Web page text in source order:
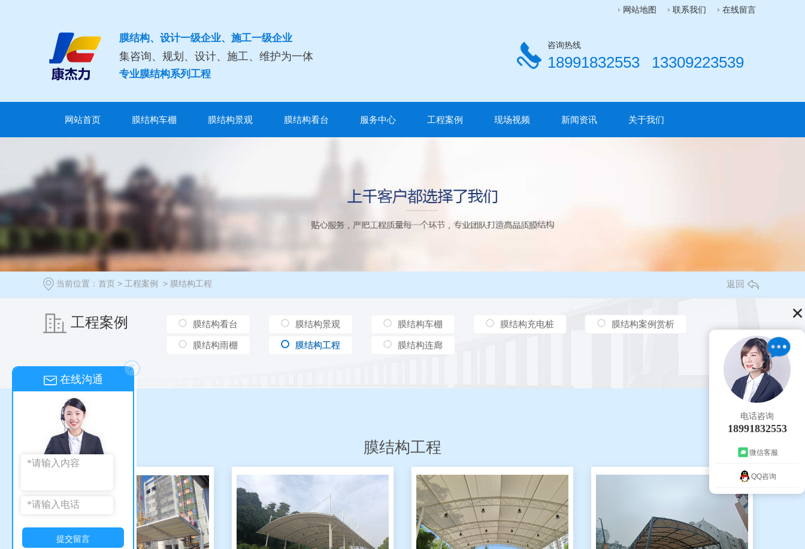
网站地图 联系我们 在线留言
膜结构、设计一级企业、施工一级企业
集咨询、规划、设计、施工、维护为一体
专业膜结构系列工程
咨询热线
18991832553 13309223539
网站首页 膜结构车棚 膜结构景观 膜结构看台 服务中心 工程案例 现场视频 新闻资讯 关于我们
当前位置： 首页 > 工程案例 > 膜结构工程 返回
工程案例 膜结构看台 膜结构景观 膜结构车棚 膜结构充电桩 膜结构案例赏析
膜结构雨棚 膜结构工程
膜结构工程 膜结构连廊
膜结构工程
电话咨询
18991832553
微信客服
QQ咨询
x
在线沟通
提交留言